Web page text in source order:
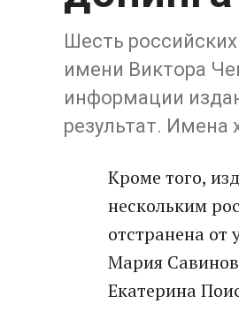
Шесть
имени Виктора
информации
результат. Имена
Кроме того,
нескольким
отстранена от
Мария
Екатерина